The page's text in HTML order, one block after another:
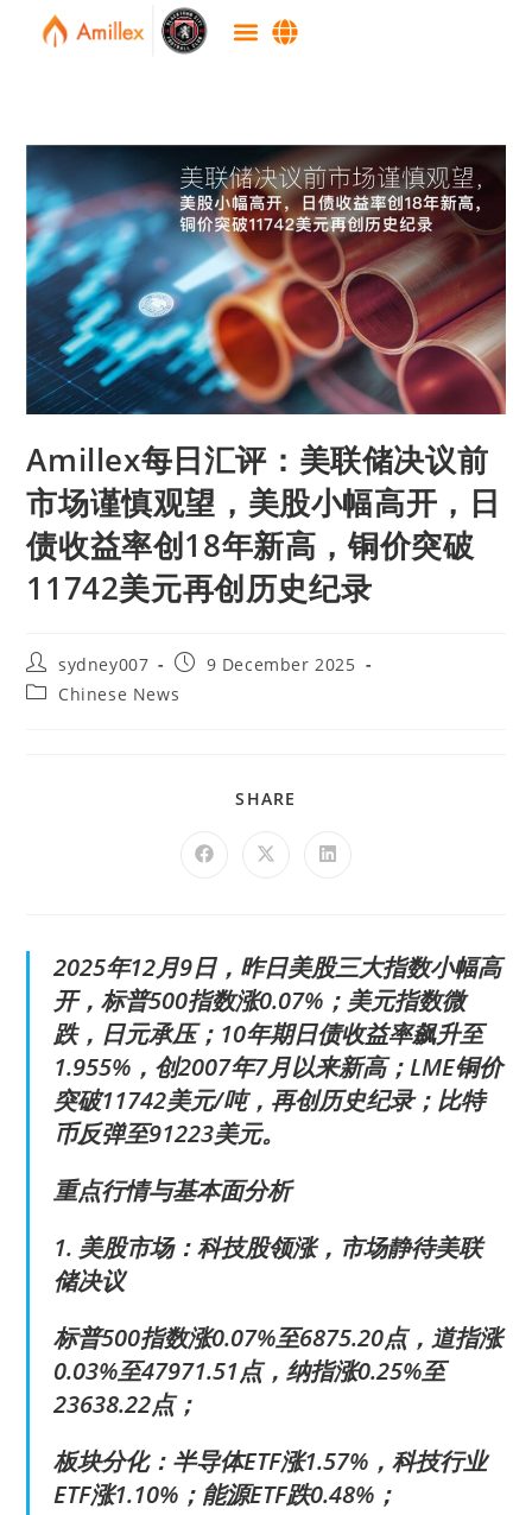
Amillex每日汇评：美联储决议前
市场谨慎观望，美股小幅高开，日
债收益率创18年新高，铜价突破
11742美元再创历史纪录
sydney007
9 December 2025
Chinese News
SHARE
2025年12月9日，昨日美股三大指数小幅高
开，标普500指数涨0.07%；美元指数微
跌，日元承压；10年期日债收益率飙升至
1.955%，创2007年7月以来新高；LME铜价
突破11742美元/吨，再创历史纪录；比特
币反弹至91223美元。
重点行情与基本面分析
1. 美股市场：科技股领涨，市场静待美联
储决议
标普500指数涨0.07%至6875.20点，道指涨
0.03%至47971.51点，纳指涨0.25%至
23638.22点；
板块分化：半导体ETF涨1.57%，科技行业
ETF涨1.10%；能源ETF跌0.48%；